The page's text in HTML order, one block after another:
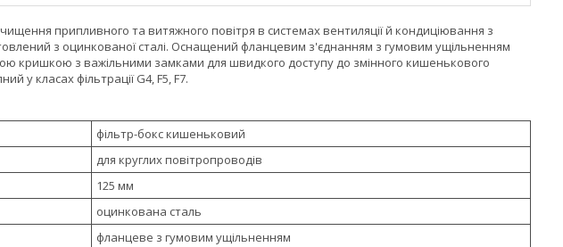
припливного та витяжного повітря в системах вентиляції й кондиціювання з
з оцинкованої сталі. Оснащений фланцевим з'єднанням з гумовим ущільненням
кришкою з важільними замками для швидкого доступу до змінного кишенькового
у класах фільтрації G4, F5, F7.
фільтр-бокс кишеньковий
для круглих повітропроводів
125 мм
оцинкована сталь
фланцеве з гумовим ущільненням